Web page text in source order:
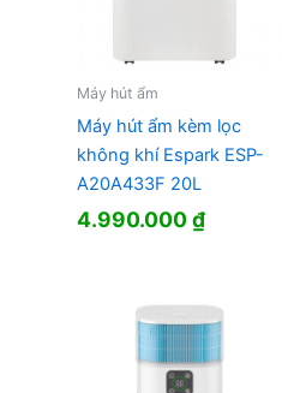
Máy hút ẩm
Máy hút ẩm kèm lọc
không khí Espark ESP-
A20A433F 20L
4.990.000₫